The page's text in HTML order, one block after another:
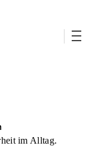
im Alltag.